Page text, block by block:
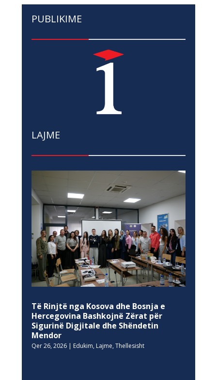
PUBLIKIME
LAJME
Të Rinjtë nga Kosova dhe Bosnja e
Hercegovina Bashkojnë Zërat për
Sigurinë Digjitale dhe Shëndetin
Mendor
Qer 26, 2026| Edukim, Lajme, Thellesisht